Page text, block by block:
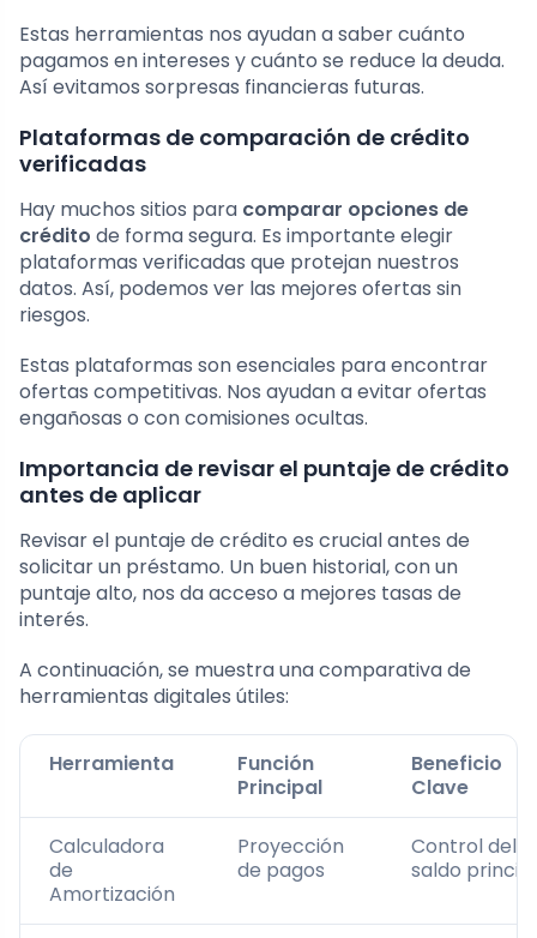
Estas herramientas nos ayudan a saber cuánto
pagamos en intereses y cuánto se reduce la deuda.
Así evitamos sorpresas financieras futuras.
Plataformas de comparación de crédito
verificadas
Hay muchos sitios para comparar opciones de
crédito de forma segura. Es importante elegir
plataformas verificadas que protejan nuestros
datos. Así, podemos ver las mejores ofertas sin
riesgos.
Estas plataformas son esenciales para encontrar
ofertas competitivas. Nos ayudan a evitar ofertas
engañosas o con comisiones ocultas.
Importancia de revisar el puntaje de crédito
antes de aplicar
Revisar el puntaje de crédito es crucial antes de
solicitar un préstamo. Un buen historial, con un
puntaje alto, nos da acceso a mejores tasas de
interés.
A continuación, se muestra una comparativa de
herramientas digitales útiles:
Herramienta
Función
Principal
Beneficio
Clave
Calculadora
de
Amortización
Proyección
de pagos
Control del
saldo